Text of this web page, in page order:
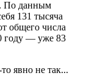
По данным
131 тысяча
общего числа
году — уже 83
явно не так...